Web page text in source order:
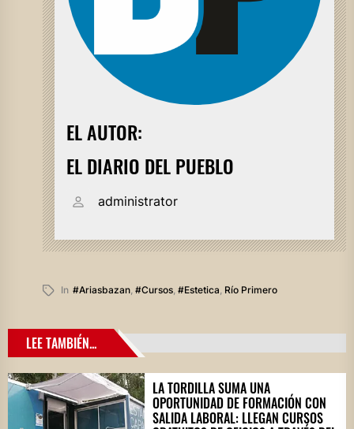
EL AUTOR:
EL DIARIO DEL PUEBLO
administrator
In #ariasbazan, #cursos, #estetica Río Primero
LEE TAMBIÉN...
LA TORDILLA SUMA UNA
OPORTUNIDAD DE FORMACIÓN CON
SALIDA LABORAL: LLEGAN CURSOS